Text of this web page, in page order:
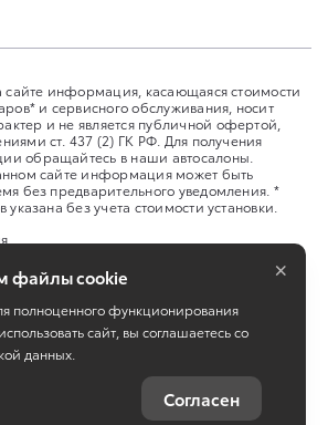
сайте информация, касающаяся стоимости
и сервисного обслуживания, носит
и не является публичной офертой,
ст. 437 (2) ГК РФ. Для получения
обращайтесь в наши автосалоны.
сайте информация может быть
без предварительного уведомления. *
указана без учета стоимости установки.
файлы cookie
полноценного функционирования
сайт, вы соглашаетесь со
данных.
Согласен
×